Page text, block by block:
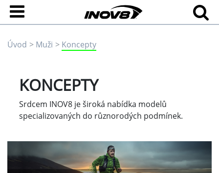
Úvod Muži Koncepty
KONCEPTY
Srdcem INOV8 je široká nabídka modelů
specializovaných do různorodých podmínek.